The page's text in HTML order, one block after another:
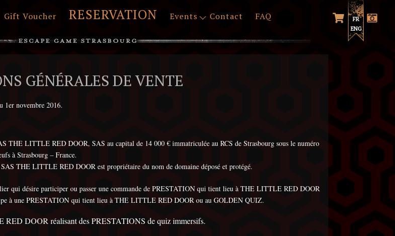
Gift Voucher RESERVATION Events Contact FAQ
FR
ENG
GÉNÉRALES DE VENTE
1er novembre 2016.
THE LITTLE RED DOOR, SAS au capital de 14 000 € immatriculée au RCS de Strasbourg sous le numéro
à Strasbourg – France.
THE LITTLE RED DOOR est propriétaire du nom de domaine déposé et protégé.
qui désire participer ou passer une commande de PRESTATION qui tient lieu à THE LITTLE RED DOOR
à une PRESTATION qui tient lieu à THE LITTLE RED DOOR ou au GOLDEN QUIZ.
DOOR réalisant des PRESTATIONS de quiz immersifs.